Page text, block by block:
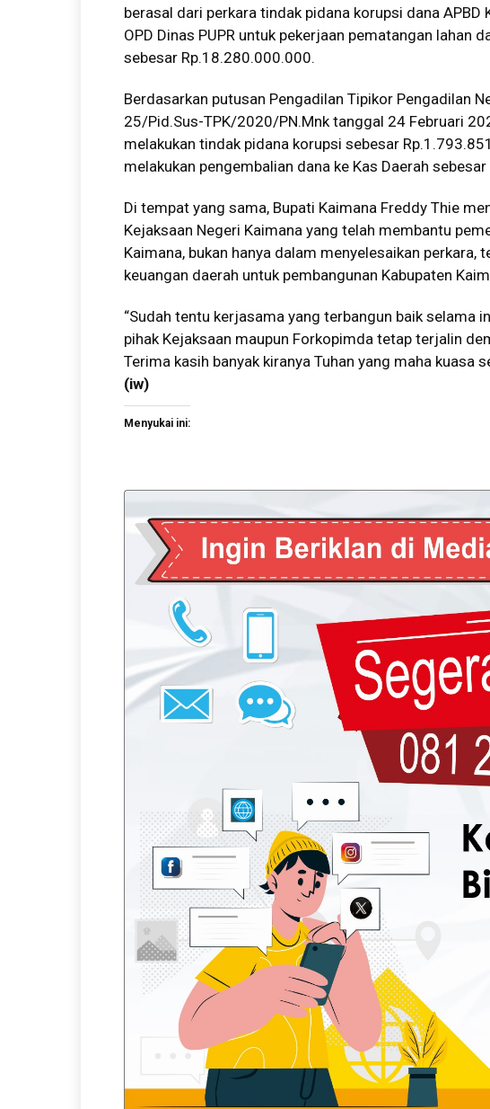
berasal dari perkara tindak pidana korupsi dana APBD
OPD Dinas PUPR untuk pekerjaan pematangan lahan
sebesar Rp.18.280.000.000.
Berdasarkan putusan Pengadilan Tipikor Pengadilan
25/Pid.Sus-TPK/2020/PN.Mnk tanggal 24 Februari
melakukan tindak pidana korupsi sebesar
melakukan pengembalian dana ke Kas Daerah
Di tempat yang sama, Bupati Kaimana Freddy Thie
Kejaksaan Negeri Kaimana yang telah membantu
Kaimana, bukan hanya dalam menyelesaikan
keuangan daerah untuk pembangunan Kabupaten
“Sudah tentu kerjasama yang terbangun baik selama
pihak Kejaksaan maupun Forkopimda tetap terjalin
Terima kasih banyak kiranya Tuhan yang maha kuasa
(iw)
Menyukai ini: